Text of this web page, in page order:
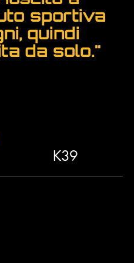
sportiva
quindi
da solo."
K39